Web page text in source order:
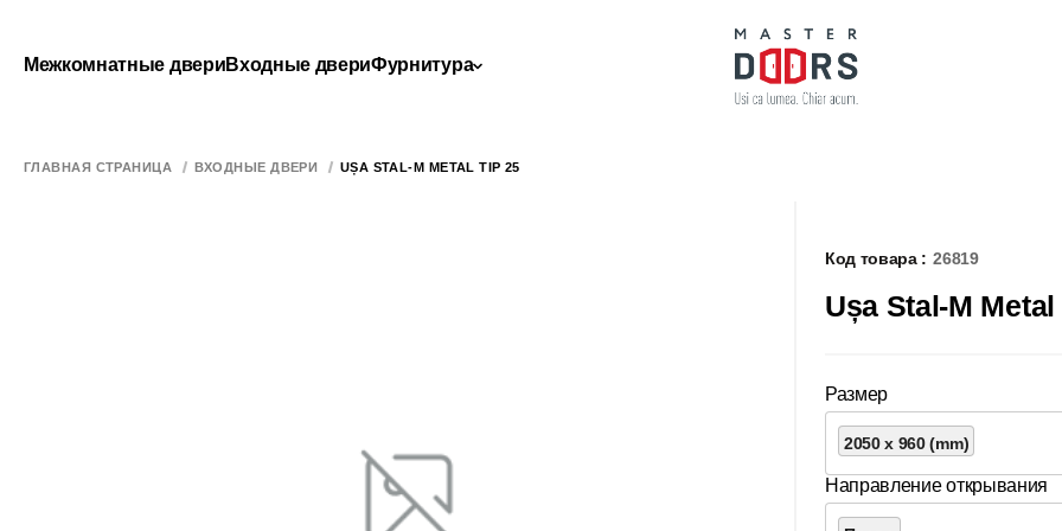
Межкомнатные двериВходные двериФурнитура
ГЛАВНАЯ СТРАНИЦА ВХОДНЫЕ ДВЕРИ UȘA STAL-M METAL TIP 25
Код товара : 26819
Ușa Stal-M
Размер
2050 x 960 (mm)
Направление открывания